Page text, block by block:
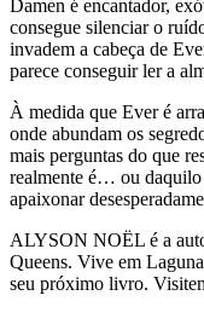
Damen é encantador,
consegue silenciar o
invadem a cabeça de
parece conseguir ler a
À medida que Ever é
onde abundam os
mais perguntas do que
realmente é… ou daquilo
apaixonar
ALYSON NOËL é a
Queens. Vive em
seu próximo livro.